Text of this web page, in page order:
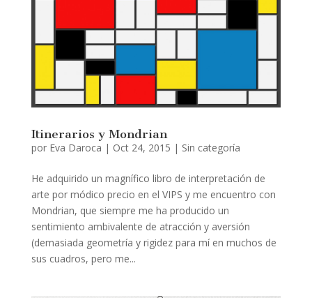
Itinerarios y Mondrian
por Eva Daroca | Oct 24, 2015 | Sin categoría
He adquirido un magnífico libro de interpretación de
arte por módico precio en el VIPS y me encuentro con
Mondrian, que siempre me ha producido un
sentimiento ambivalente de atracción y aversión
(demasiada geometría y rigidez para mí en muchos de
sus cuadros, pero me...